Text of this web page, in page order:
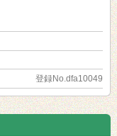
登録No.dfa10049